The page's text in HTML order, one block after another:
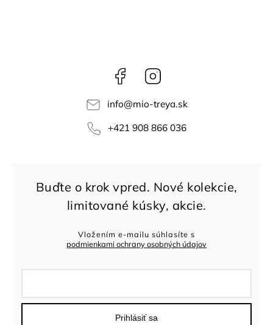
Facebook
info@mio-treya.sk
+421 908 866 036
Vložením e-mailu súhlasíte s
podmienkami ochrany osobných údajov
Prihlásiť sa